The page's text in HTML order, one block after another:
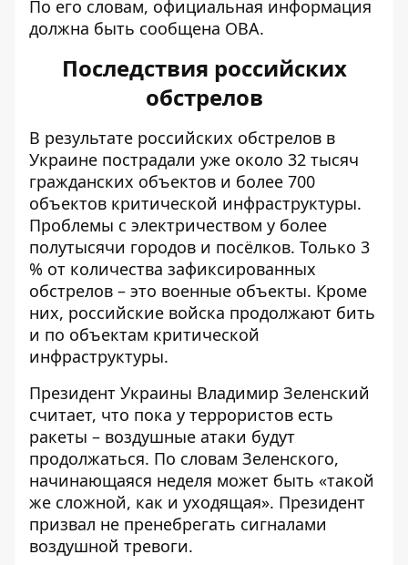
По его словам, официальная информация
должна быть сообщена ОВА.
Последствия российских
обстрелов
В результате российских обстрелов в
Украине пострадали уже около 32 тысяч
гражданских объектов и более 700
объектов критической инфраструктуры.
Проблемы с электричеством у более
полутысячи городов и посёлков. Только 3
% от количества зафиксированных
обстрелов – это военные объекты. Кроме
них, российские войска продолжают бить
и по объектам критической
инфраструктуры.
Президент Украины Владимир Зеленский
считает, что пока у террористов есть
ракеты – воздушные атаки будут
продолжаться. По словам Зеленского,
начинающаяся неделя может быть «такой
же сложной, как и уходящая». Президент
призвал не пренебрегать сигналами
воздушной тревоги.